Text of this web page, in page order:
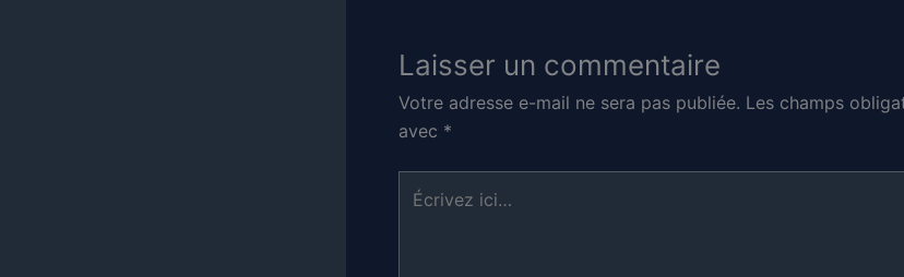
Laisser un commentaire
Votre adresse e-mail ne sera pas publiée. Les champs
avec *
Écrivez
ici…